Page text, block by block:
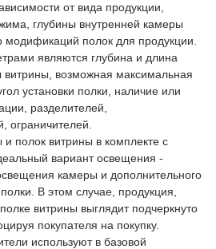
от вида продукции,
глубины внутренней камеры
модификаций полок для продукции.
являются глубина и длина
витрины, возможная максимальная
установки полки, наличие или
разделителей,
ограничителей.
полок витрины в комплекте с
вариант освещения -
камеры и дополнительного
В этом случае, продукция,
витрины выглядит подчеркнуто
покупателя на покупку.
используют в базовой